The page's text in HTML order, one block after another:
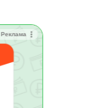
Реклама